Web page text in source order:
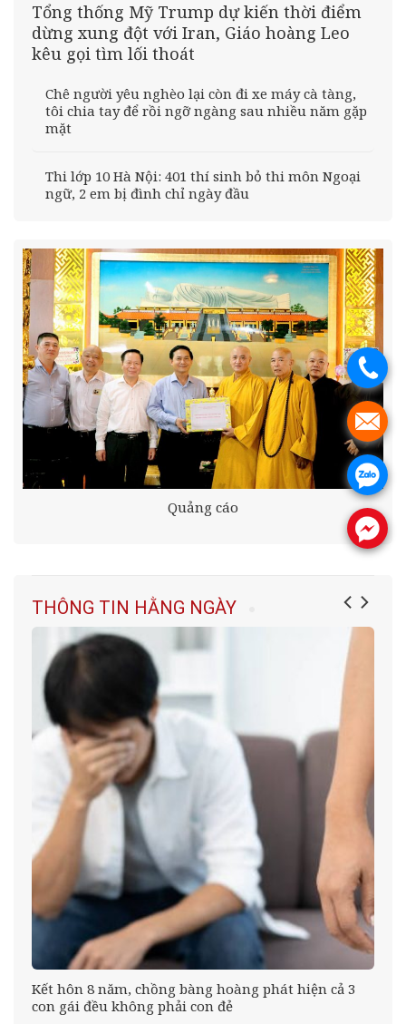
Tổng thống Mỹ Trump dự kiến thời điểm
dừng xung đột với Iran, Giáo hoàng Leo
kêu gọi tìm lối thoát
Chê người yêu nghèo lại còn đi xe máy cà tàng,
tôi chia tay để rồi ngỡ ngàng sau nhiều năm gặp
mặt
Thi lớp 10 Hà Nội: 401 thí sinh bỏ thi môn Ngoại
ngữ, 2 em bị đình chỉ ngày đầu
Quảng cáo
THÔNG TIN HẰNG NGÀY
Kết hôn 8 năm, chồng bàng hoàng phát hiện cả 3
con gái đều không phải con đẻ
.
.
.
.